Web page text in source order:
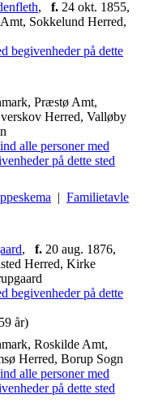
, f. 24 okt. 1855,
Sokkelund Herred,
Præstø Amt,
Herred, Valløby
| Familietavle
, f. 20 aug. 1876,
Herred, Kirke
år)
Roskilde Amt,
Herred, Borup Sogn